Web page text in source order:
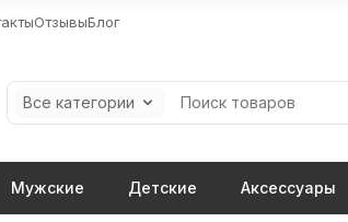
ОтзывыБлог
Все категории
Мужские Детские Аксессуары